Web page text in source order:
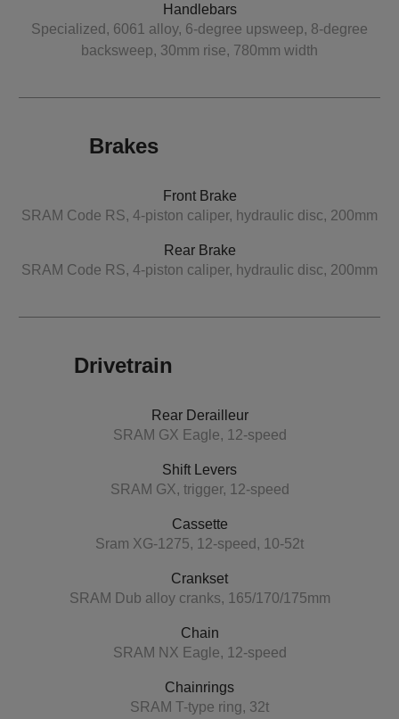
Handlebars
Specialized, 6061 alloy, 6-degree upsweep, 8-degree
backsweep, 30mm rise, 780mm width
Brakes
Front Brake
SRAM Code RS, 4-piston caliper, hydraulic disc, 200mm
Rear Brake
SRAM Code RS, 4-piston caliper, hydraulic disc, 200mm
Drivetrain
Rear Derailleur
SRAM GX Eagle, 12-speed
Shift Levers
SRAM GX, trigger, 12-speed
Cassette
Sram XG-1275, 12-speed, 10-52t
Crankset
SRAM Dub alloy cranks, 165/170/175mm
Chain
SRAM NX Eagle, 12-speed
Chainrings
SRAM T-type ring, 32t